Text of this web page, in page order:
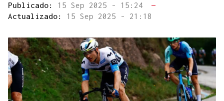
Publicado: 15 Sep 2025 - 15:24
—
Actualizado: 15 Sep 2025 - 21:18